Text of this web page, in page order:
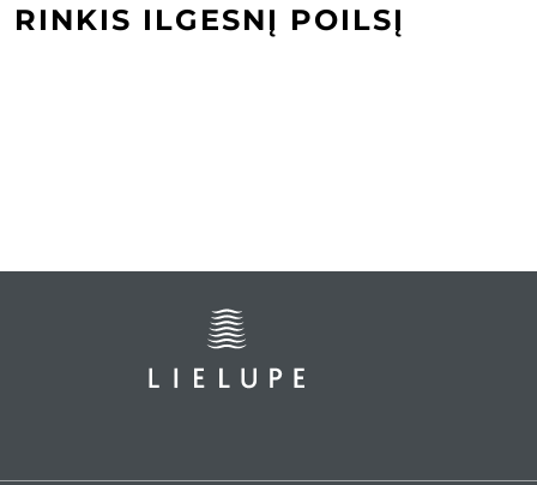
RINKIS ILGESNĮ POILSĮ